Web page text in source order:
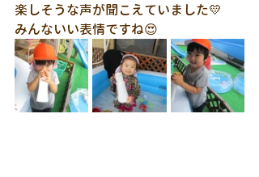
楽しそうな声が聞こえていました💛
みんないい表情ですね😍